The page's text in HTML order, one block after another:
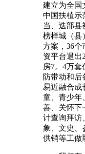
建立为全国
中国扶植示
当、迭部县
榜样城（县
方案，36个
资平台退出
房7。4万
防带动和后
易近融合成
童、青少年
善、关怀下
计查询拜访
象、文史、
供销等工做